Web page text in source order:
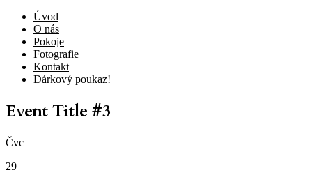
Úvod
O nás
Pokoje
Fotografie
Kontakt
Dárkový poukaz!
Event Title #3
Čvc
29